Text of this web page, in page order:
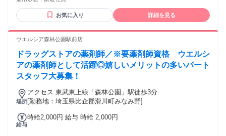
お気に入り 詳細を見る
ウエルシア森林公園駅前店
ドラッグストアの薬剤師／※要薬剤師資格 ウエルシ
アの薬剤師として活躍◎嬉しいメリットの多いパート
スタッフ大募集！
場所
アクセス 東武東上線「森林公園」駅徒歩3分
[勤務地：埼玉県比企郡滑川町みなみ野]
給与
時給2,000円 給与 時給 2,000円